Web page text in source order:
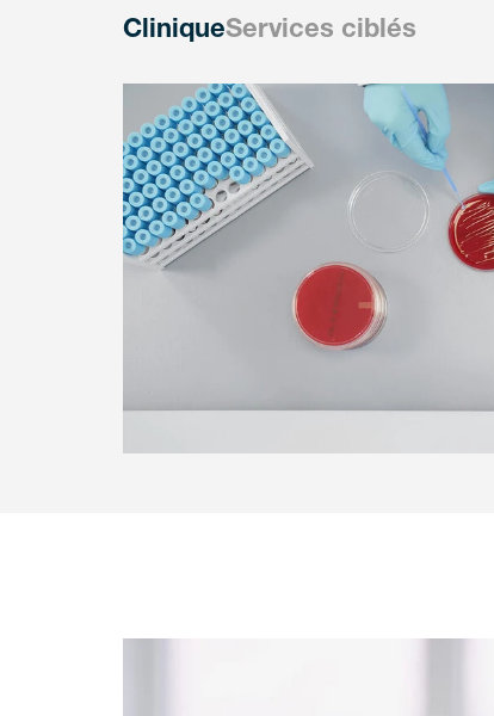
CliniqueServices ciblés